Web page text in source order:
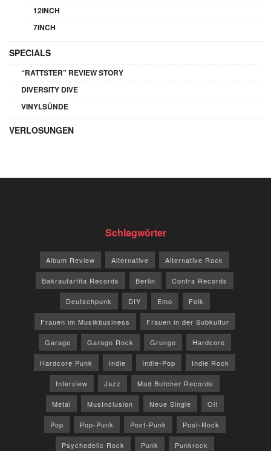
12INCH
7INCH
SPECIALS
“RATTSTER” REVIEW STORY
DIVERSITY DIVE
VINYLSÜNDE
VERLOSUNGEN
Schlagwörter
Album Review Alternative Alternative Rock
Bakraufarfita Records Berlin Contra Records
Deutschpunk DIY Emo Folk
Frauen im Musikbusiness Frauen in der Subkultur
Garage Garage Rock Grunge Hardcore
Hardcore Punk Indie Indie-Pop Indie Rock
Interview Jazz Mad Butcher Records
Metal MusInclusion Neue Single Oi!
Pop Pop-Punk Post-Punk Post-Rock
Psychedelic Rock Punk Punkrock